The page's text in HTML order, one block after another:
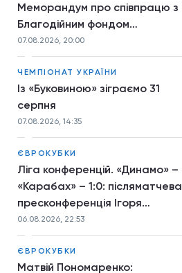
Меморандум про співпрацю з
Благодійним фондом
TYTANOVI
07.08.2026, 20:00
ЧЕМПІОНАТ УКРАЇНИ
Із «Буковиною» зіграємо 31
серпня
07.08.2026, 14:35
ЄВРОКУБКИ
Ліга конференцій. «Динамо» –
«Карабах» – 1:0: післяматчева
пресконференція Ігоря
Костюка
06.08.2026, 22:53
ЄВРОКУБКИ
Матвій Пономаренко: